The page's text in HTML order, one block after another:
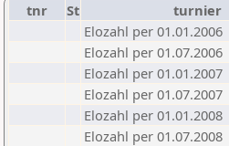
tnr St turnier
Elozahl per 01.01.2006
Elozahl per 01.07.2006
Elozahl per 01.01.2007
Elozahl per 01.07.2007
Elozahl per 01.01.2008
Elozahl per 01.07.2008